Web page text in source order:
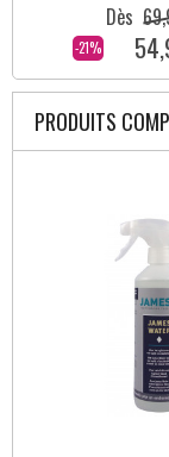
-21%
Dès
PRODUITS